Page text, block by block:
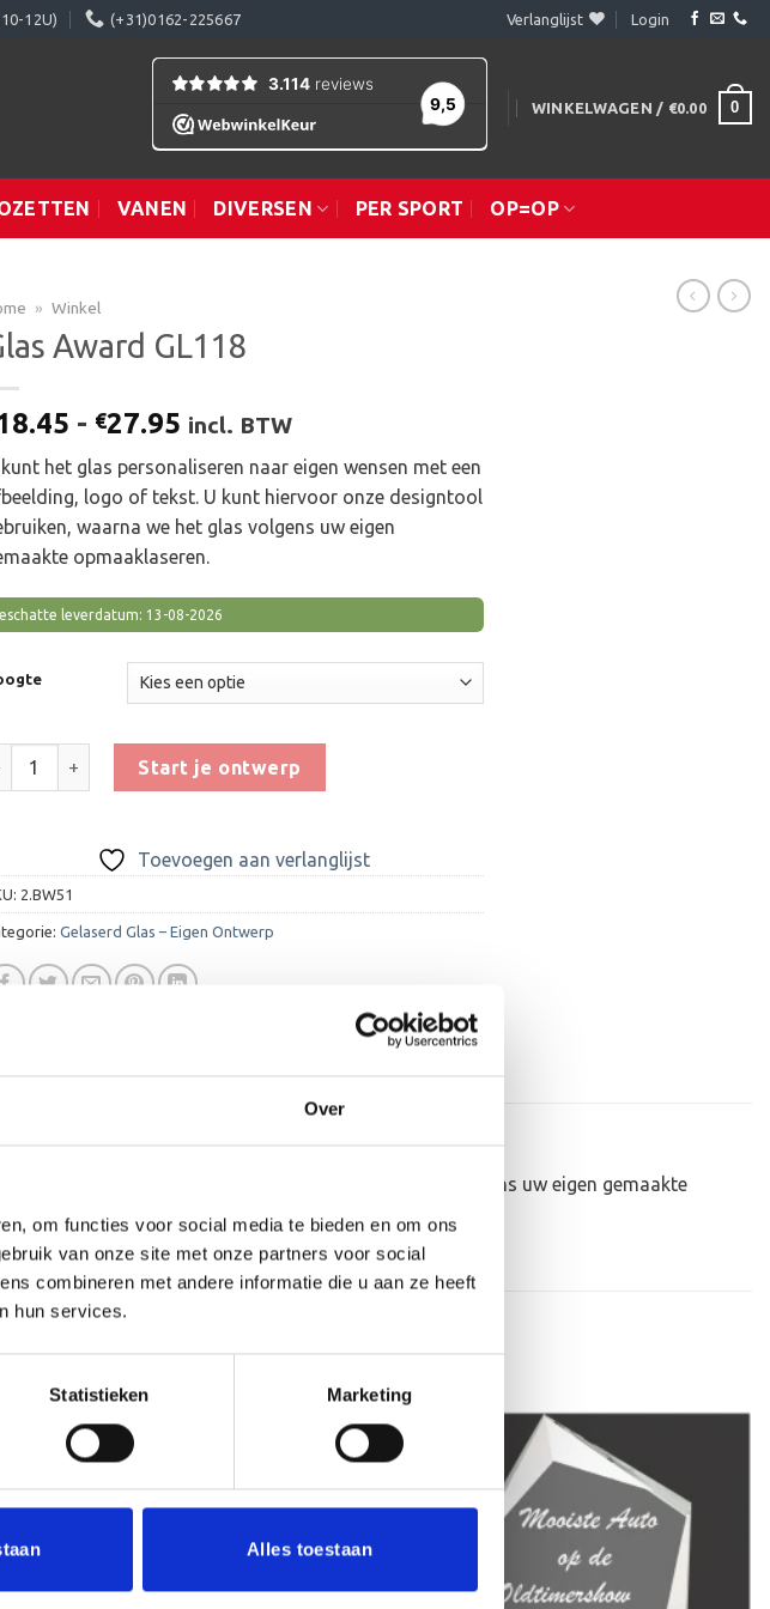
Over
om functies voor social media te bieden en om ons
van onze site met onze partners voor social
combineren met andere informatie die u aan ze heeft
hun services.
Statistieken Marketing
Alles toestaan
12U) (+31)0162-225667 Verlanglijst Login
WINKELWAGEN / €0.00 0
VANEN DIVERSEN PER SPORT OP=OP
» Winkel
Award GL118
- €27.95 Prijsklasse:
€18.45
tot
€27.95
incl. BTW
het glas personaliseren naar eigen wensen met een
logo of tekst. U kunt hiervoor onze designtool
waarna we het glas volgens uw eigen
opmaaklaseren.
leverdatum: 13-08-2026
Start je ontwerp
Toevoegen aan verlanglijst
2.BW51
Gelaserd Glas – Eigen Ontwerp
onze designtool gebruiken, waarna we het glas volgens uw eigen gemaakte
aan
verlanglijst
verlanglijst